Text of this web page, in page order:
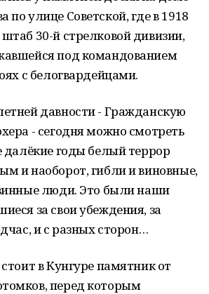
по улице Советской, где в 1918
30-й стрелковой дивизии,
под командованием
с белогвардейцами.
давности - Гражданскую
- сегодня можно смотреть
далёкие годы белый террор
и наоборот, гибли и виновные,
люди. Это были наши
за свои убеждения, за
и с разных сторон…
в Кунгуре памятник от
перед которым